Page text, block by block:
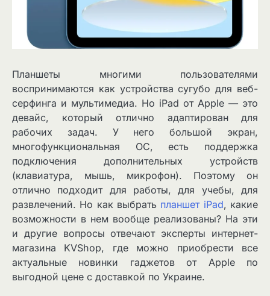
Планшеты многими пользователями
воспринимаются как устройства сугубо для веб-
серфинга и мультимедиа. Но iPad от Apple — это
девайс, который отлично адаптирован для
рабочих задач. У него большой экран,
многофункциональная ОС, есть поддержка
подключения дополнительных устройств
(клавиатура, мышь, микрофон). Поэтому он
отлично подходит для работы, для учебы, для
развлечений. Но как выбрать планшет iPad, какие
возможности в нем вообще реализованы? На эти
и другие вопросы отвечают эксперты интернет-
магазина KVShop, где можно приобрести все
актуальные новинки гаджетов от Apple по
выгодной цене с доставкой по Украине.